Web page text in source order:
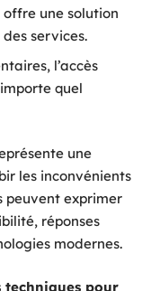
offre une solution
services.
l’accès
quel
une
les inconvénients
peuvent exprimer
réponses
modernes.
techniques pour